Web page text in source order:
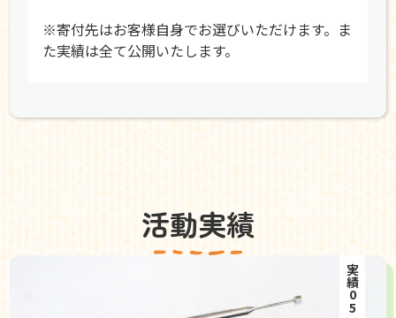
※寄付先はお客様自身でお選びいただけます。ま
た実績は全て公開いたします。
活動実績
実績05